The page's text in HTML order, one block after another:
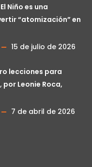
Niño es una
“atomización” en
15 de julio de 2026
lecciones para
Leonie Roca,
7 de abril de 2026